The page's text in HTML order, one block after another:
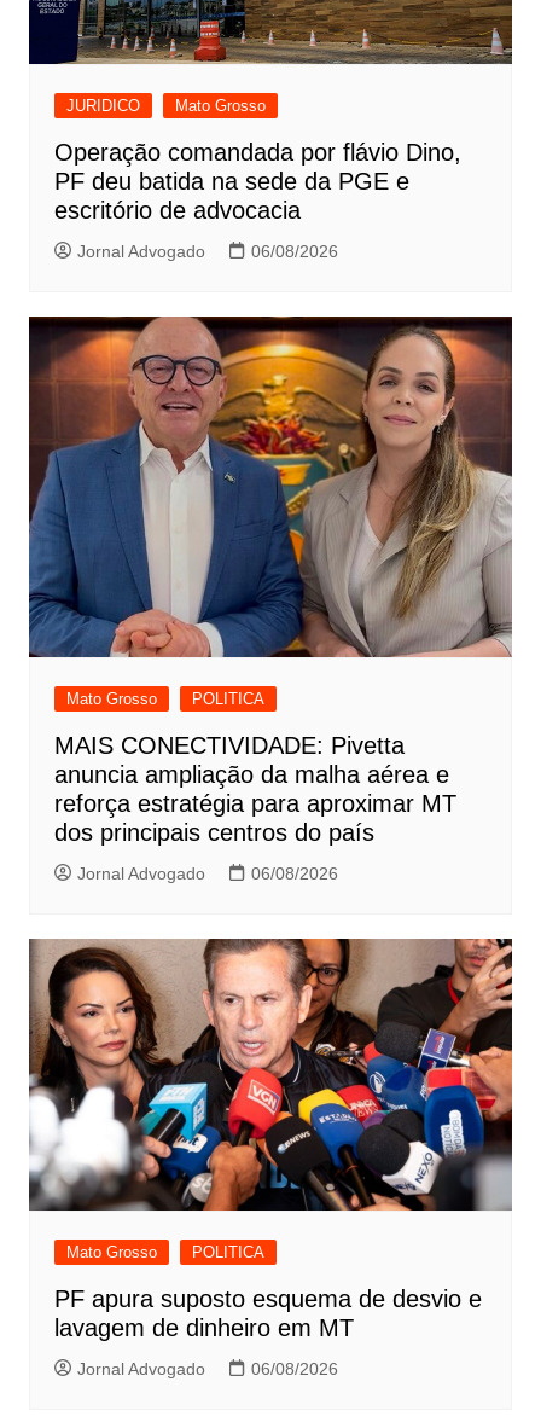
JURIDICO Mato Grosso
Operação comandada por flávio Dino,
PF deu batida na sede da PGE e
escritório de advocacia
Jornal Advogado 06/08/2026
Mato Grosso POLITICA
MAIS CONECTIVIDADE: Pivetta
anuncia ampliação da malha aérea e
reforça estratégia para aproximar MT
dos principais centros do país
Jornal Advogado 06/08/2026
Mato Grosso POLITICA
PF apura suposto esquema de desvio e
lavagem de dinheiro em MT
Jornal Advogado 06/08/2026